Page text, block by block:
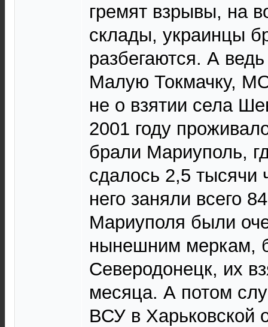
гремят взрывы, на
склады, украинцы
разбегаются. А
Малую Токмачку,
не о взятии села
2001 году
брали Мариуполь,
сдалось 2,5 тысячи
него заняли всего
Мариуполя были
нынешним меркам,
Северодонецк, их
месяца. А потом
ВСУ в Харьковской